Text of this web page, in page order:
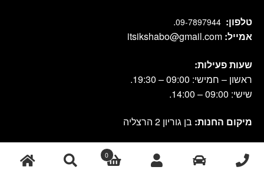
טלפון: 09-7897944
.
אמייל: itsikshabo@gmail.com
שעות פעילות:
ראשון – חמישי: 09:00 – 19:30.
שישי: 09:00 – 14:00.
מיקום החנות: בן גוריון 2 הרצליה
cook shop 2021 © אתר זה נבנה ועוצב על-ידי |אחסון
0